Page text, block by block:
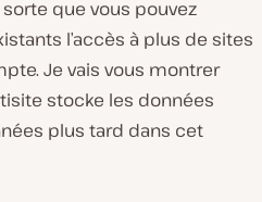
que vous pouvez
l’accès à plus de sites
Je vais vous montrer
stocke les données
plus tard dans cet